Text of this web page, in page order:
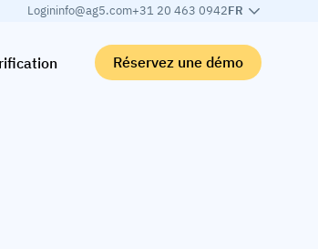
Logininfo@ag5.com+31 20 463 0942FR
Réservez une démo